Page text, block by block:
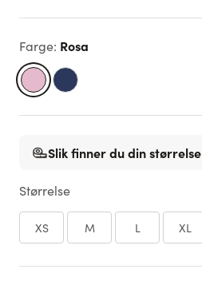
Farge: Rosa
Slik finner du din størrelse
Størrelse
XS M L XL